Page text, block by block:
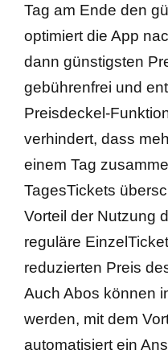
Tag am Ende den
optimiert die App
dann günstigsten
gebührenfrei und
Preisdeckel-
verhindert, dass
einem Tag
TagesTickets
Vorteil der Nutzung
reguläre
reduzierten Preis
Auch Abos können
werden, mit dem
automatisiert ein